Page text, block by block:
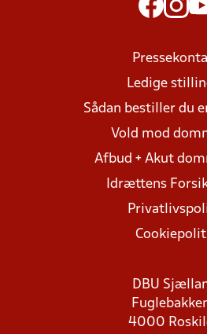
Ledige
Sådan bestiller du
Vold mod
Afbud + Akut
Idrættens
DBU
4000